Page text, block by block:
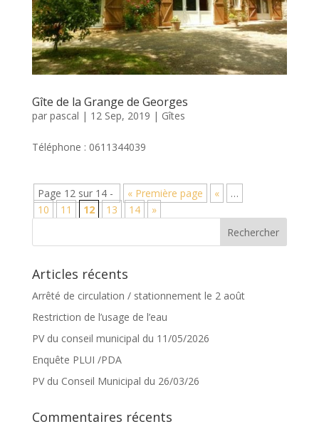
Gîte de la Grange de Georges
par pascal | 12 Sep, 2019 | Gîtes
Téléphone : 0611344039
Page 12 sur 14 - « Première page «
…
10
11 12 13 14 »
Articles récents
Arrêté de circulation / stationnement le 2 août
Restriction de l’usage de l’eau
PV du conseil municipal du 11/05/2026
Enquête PLUI /PDA
PV du Conseil Municipal du 26/03/26
Commentaires récents